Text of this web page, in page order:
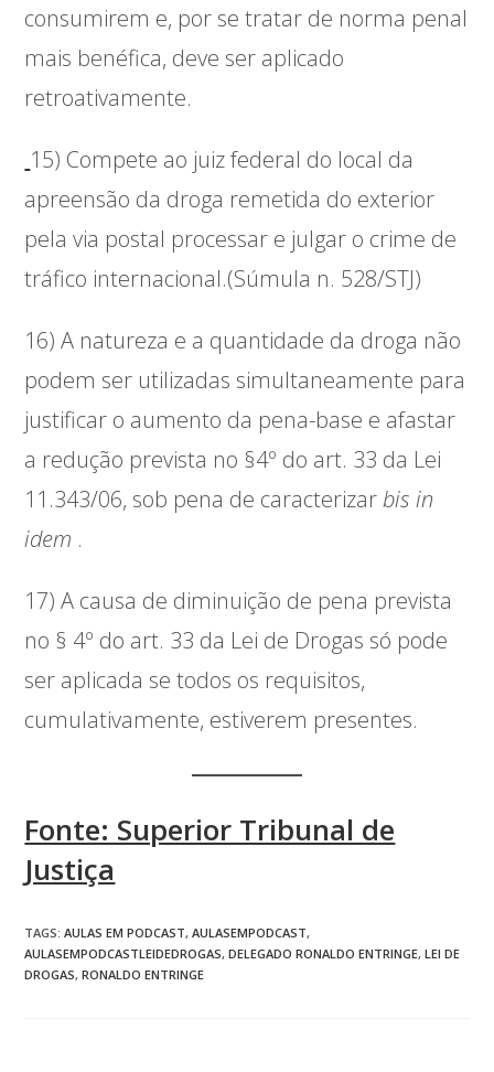
consumirem e, por se tratar de norma penal
mais benéfica, deve ser aplicado
retroativamente.
15) Compete ao juiz federal do local da
apreensão da droga remetida do exterior
pela via postal processar e julgar o crime de
tráfico internacional.(Súmula n. 528/STJ)
16) A natureza e a quantidade da droga não
podem ser utilizadas simultaneamente para
justificar o aumento da pena-base e afastar
a redução prevista no §4º do art. 33 da Lei
11.343/06, sob pena de caracterizarbis in
idem .
17) A causa de diminuição de pena prevista
no § 4º do art. 33 da Lei de Drogas só pode
ser aplicada se todos os requisitos,
cumulativamente, estiverem presentes.
Fonte: Superior Tribunal de
Justiça
TAGS:AULAS EM PODCAST, AULASEMPODCAST,
AULASEMPODCASTLEIDEDROGAS, DELEGADO RONALDO ENTRINGE, LEI DE
DROGAS, RONALDO ENTRINGE